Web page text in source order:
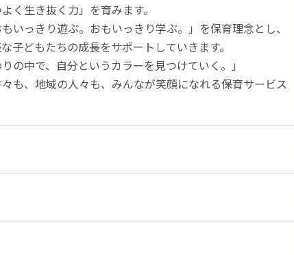
く生き抜く力」を育みます。
いっきり遊ぶ。おもいっきり学ぶ。」を保育理念とし、
子どもたちの成長をサポートしていきます。
の中で、自分というカラーを見つけていく。」
も、地域の人々も、みんなが笑顔になれる保育サービス